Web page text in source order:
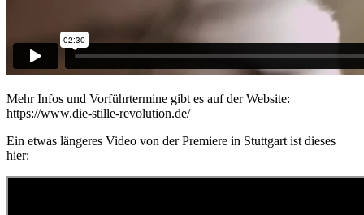
Mehr Infos und Vorführtermine gibt es auf der Website:
https://www.die-stille-revolution.de/
Ein etwas längeres Video von der Premiere in Stuttgart ist dieses
hier: